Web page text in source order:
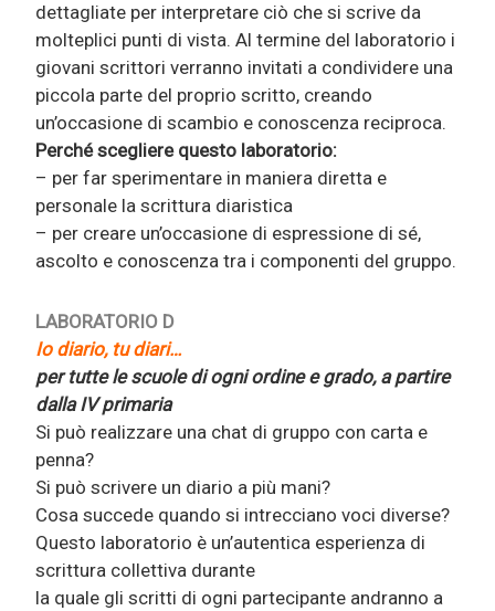
dettagliate per interpretare ciò che si scrive da
molteplici punti di vista. Al termine del laboratorio i
giovani scrittori verranno invitati a condividere una
piccola parte del proprio scritto, creando
un’occasione di scambio e conoscenza reciproca.
Perché scegliere questo laboratorio:
– per far sperimentare in maniera diretta e
personale la scrittura diaristica
– per creare un’occasione di espressione di sé,
ascolto e conoscenza tra i componenti del gruppo.
LABORATORIO D
Io diario, tu diari…
per tutte le scuole di ogni ordine e grado, a partire
dalla IV primaria
Si può realizzare una chat di gruppo con carta e
penna?
Si può scrivere un diario a più mani?
Cosa succede quando si intrecciano voci diverse?
Questo laboratorio è un’autentica esperienza di
scrittura collettiva durante
la quale gli scritti di ogni partecipante andranno a